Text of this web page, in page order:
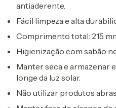
antiaderente.
Fácil limpeza e alta
Comprimento total: 215
Higienização com sabão
Manter seca e armazenar
longe da luz solar.
Não utilizar produtos